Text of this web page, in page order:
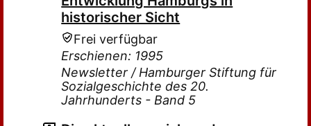
historischer Sicht
Frei verfügbar
Erschienen: 1995
Newsletter / Hamburger Stiftung für
Sozialgeschichte des 20.
Jahrhunderts - Band 5